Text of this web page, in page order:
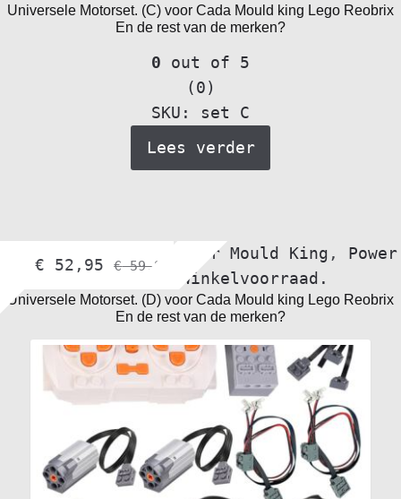
Universele Motorset. (C) voor Cada Mould king Lego Reobrix
En de rest van de merken?
0 out of 5
(0)
SKU: set C
Lees verder
Motorset voor Mould King , Power
Functions
Winkelvoorraad.
Universele Motorset. (D) voor Cada Mould king Lego Reobrix
En de rest van de merken?
€ 52,95 €59,99